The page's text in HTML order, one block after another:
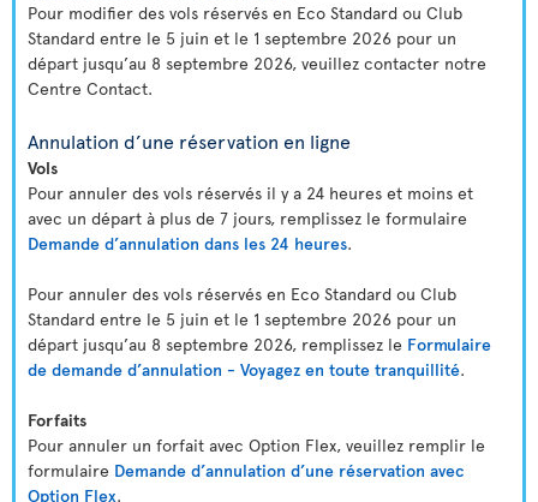
Pour modifier des vols réservés en Eco Standard ou Club
Standard entre le 5 juin et le 1 septembre 2026 pour un
départ jusqu’au 8 septembre 2026, veuillez contacter notre
Centre Contact.
Annulation d’une réservation en ligne
Vols
Pour annuler des vols réservés il y a 24 heures et moins et
avec un départ à plus de 7 jours, remplissez le formulaire
Demande d’annulation dans les 24 heures.
Pour annuler des vols réservés en Eco Standard ou Club
Standard entre le 5 juin et le 1 septembre 2026 pour un
départ jusqu’au 8 septembre 2026, remplissez le Formulaire
de demande d’annulation - Voyagez en toute tranquillité.
Forfaits
Pour annuler un forfait avec Option Flex, veuillez remplir le
formulaire Demande d’annulation d’une réservation avec
Option Flex.